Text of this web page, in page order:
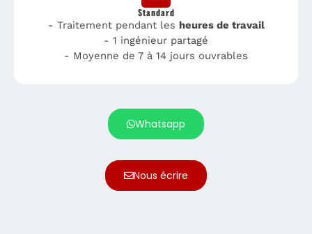
Standard
- Traitement pendant les heures de travail
- 1 ingénieur partagé
- Moyenne de 7 à 14 jours ouvrables
Whatsapp
Nous écrire